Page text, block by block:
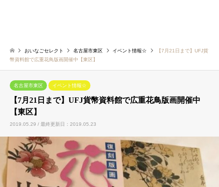
おいなごセレクト 名古屋市東区 イベント情報☆
【7月21日まで】UFJ貨
幣資料館で広重花鳥版画開催中【東区】
名古屋市東区 イベント情報☆
【7月21日まで】UFJ貨幣資料館で広重花鳥版画開催中
【東区】
2019.05.29 / 最終更新日：2019.05.23